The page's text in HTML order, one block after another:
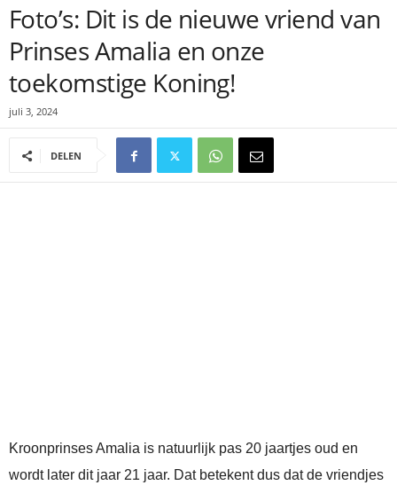
Foto’s: Dit is de nieuwe vriend van
Prinses Amalia en onze
toekomstige Koning!
juli 3, 2024
DELEN
Kroonprinses Amalia is natuurlijk pas 20 jaartjes oud en
wordt later dit jaar 21 jaar. Dat betekent dus dat de vriendjes